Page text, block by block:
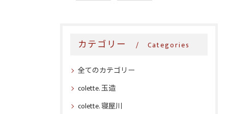
カテゴリー Categories
全てのカテゴリー
colette. 玉造
colette. 寝屋川